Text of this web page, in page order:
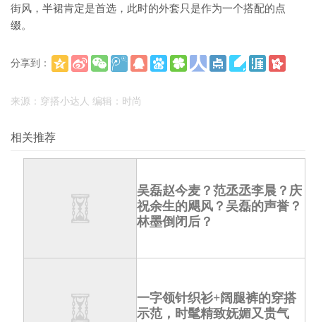
街风，半裙肯定是首选，此时的外套只是作为一个搭配的点
缀。
分享到：
来源：穿搭小达人 编辑：时尚
相关推荐
吴磊赵今麦？范丞丞李晨？庆
祝余生的飓风？吴磊的声誉？
林墨倒闭后？
一字领针织衫+阔腿裤的穿搭
示范，时髦精致妩媚又贵气